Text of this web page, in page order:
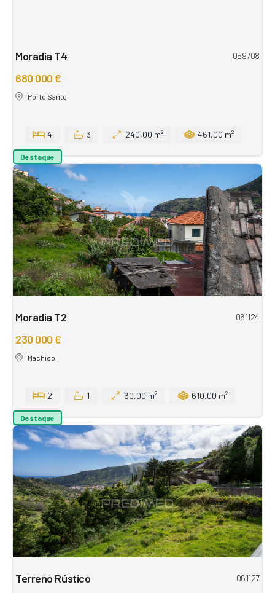
Moradia T4 059708
680 000 €
Porto Santo
4 3 240,00 m² 461,00 m²
Destaque
Moradia T2 061124
230 000 €
Machico
2 1 60,00 m² 610,00 m²
Destaque
Terreno Rústico 061127